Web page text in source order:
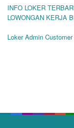
INFO LOKER
LOWONGAN KERJA
Loker Admin